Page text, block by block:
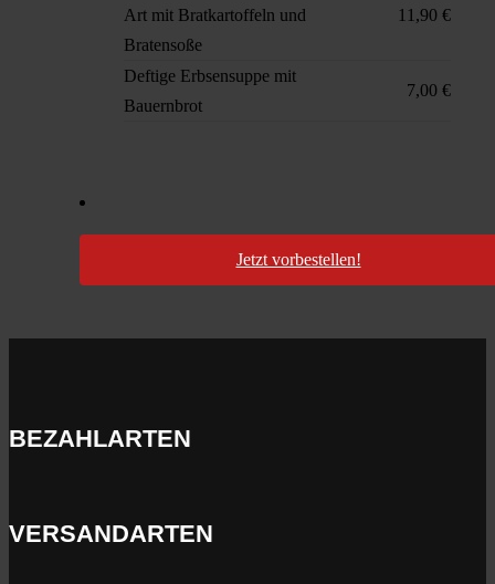
Art mit Bratkartoffeln und
Bratensoße
11,90 €
Deftige Erbsensuppe mit
Bauernbrot
7,00 €
Jetzt vorbestellen!
BEZAHLARTEN
VERSANDARTEN